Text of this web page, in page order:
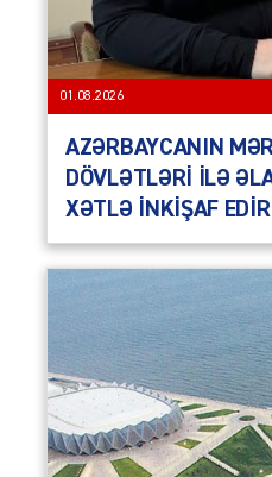
01.08.2026
AZƏRBAYCANIN
DÖVLƏTLƏRİ İLƏ
XƏTLƏ İNKİŞAF